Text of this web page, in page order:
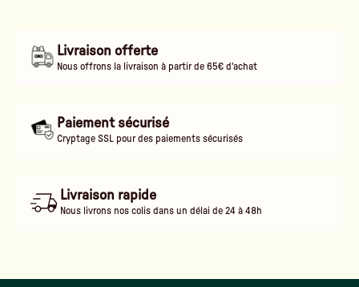
Livraison offerte
Nous offrons la livraison à partir de 65€ d'achat
Paiement sécurisé
Cryptage SSL pour des paiements sécurisés
Livraison rapide
Nous livrons nos colis dans un délai de 24 à 48h